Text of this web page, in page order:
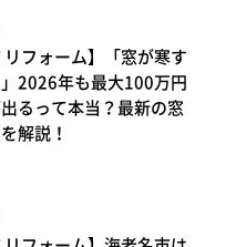
リフォーム】「窓が寒す
2026年も最大100万円
るって本当？最新の窓
解説！